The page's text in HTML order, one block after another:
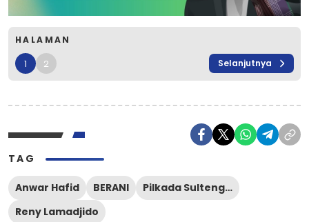
HALAMAN
1 2 Selanjutnya
TAG
Anwar Hafid BERANI
Pilkada Sulteng 2024
Reny Lamadjido